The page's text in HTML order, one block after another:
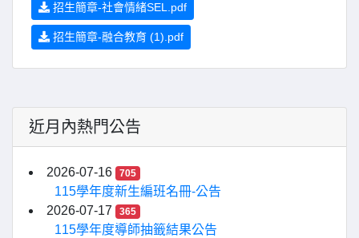
招生簡章-社會情緒SEL.pdf
招生簡章-融合教育 (1).pdf
近月內熱門公告
2026-07-16 705
115學年度新生編班名冊-公告
2026-07-17
365
115學年度導師抽籤結果公告